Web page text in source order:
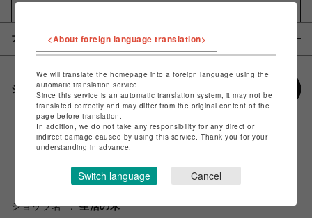
アイテム説明 / 素材
シェアする
ショップ名
生活の木
<About foreign language translation>
We will translate the homepage into a foreign language using the
automatic translation service.
Since this service is an automatic translation system, it may not be
translated correctly and may differ from the original content of the
page before translation.
In addition, we do not take any responsibility for any direct or
indirect damage caused by using this service. Thank you for your
understanding in advance.
Switch language Cancel